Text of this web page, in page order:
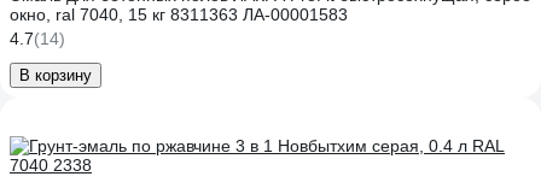
окно, ral 7040, 15 кг 8311363 ЛА-00001583
4.7(14)
В корзину